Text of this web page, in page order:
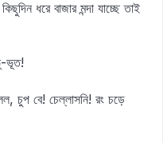
ধরে বাজার মন্দা যাচ্ছে তাই
ভূত!
চুপ বে! চেল্লাসনি! রং চড়ে